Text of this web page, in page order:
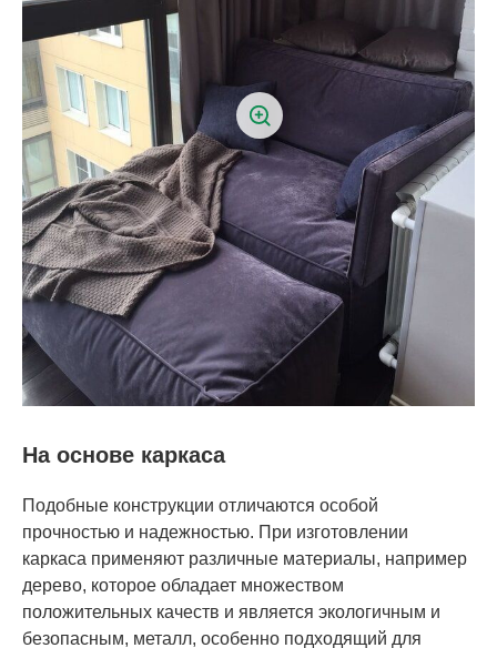
На основе каркаса
Подобные конструкции отличаются особой
прочностью и надежностью. При изготовлении
каркаса применяют различные материалы, например
дерево, которое обладает множеством
положительных качеств и является экологичным и
безопасным, металл, особенно подходящий для